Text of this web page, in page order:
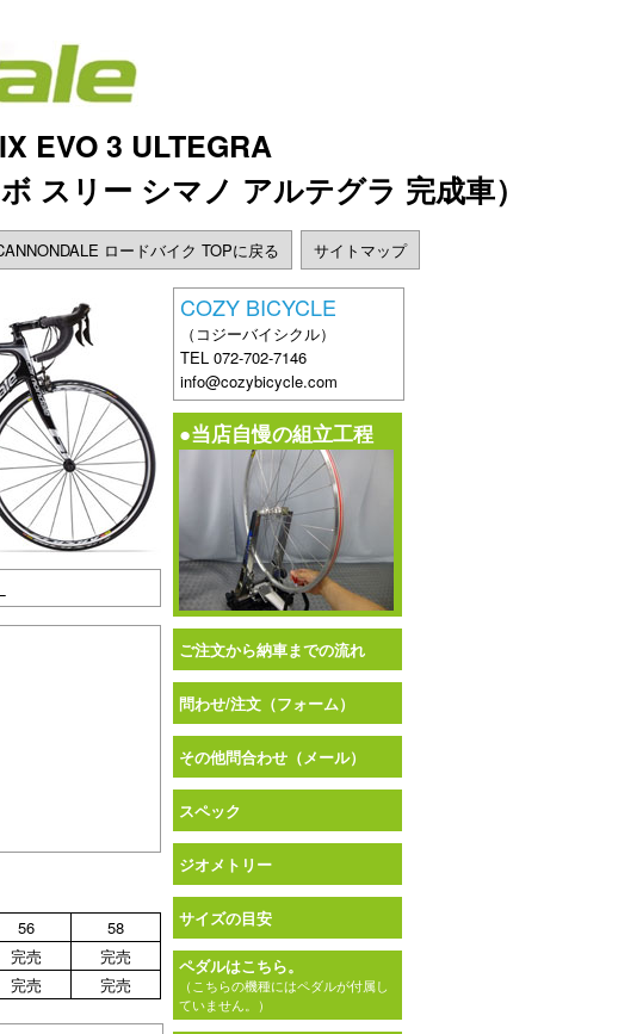
EVO 3 ULTEGRA
スリー シマノ アルテグラ 完成車）
ロードバイク TOPに戻る サイトマップ
56
58
完売
完売
完売 完売
COZY BICYCLE
（コジーバイシクル）
TEL 072-702-7146
info@cozybicycle.com
●当店自慢の組立工程
ご注文から納車までの流れ
問わせ/注文（フォーム）
その他問合わせ（メール）
スペック
ジオメトリー
サイズの目安
ペダルはこちら。
（こちらの機種にはペダルが付属し
ていません。）